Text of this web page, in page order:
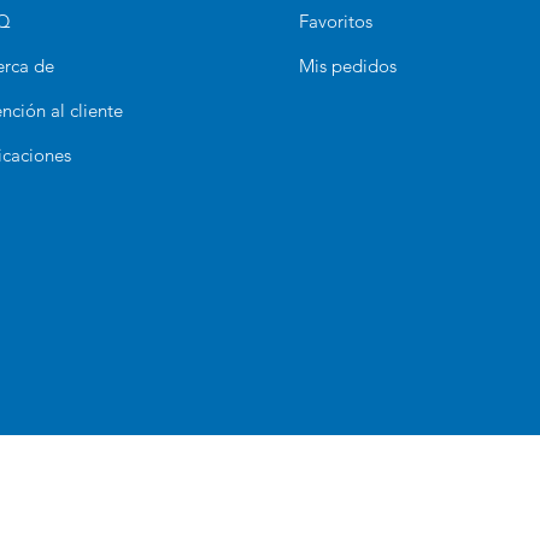
de
al cliente
Favoritos
Mis pedidos